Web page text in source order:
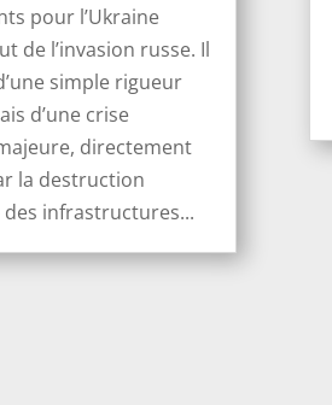
pour l’Ukraine
de l’invasion russe. Il
simple rigueur
d’une crise
directement
la destruction
infrastructures...